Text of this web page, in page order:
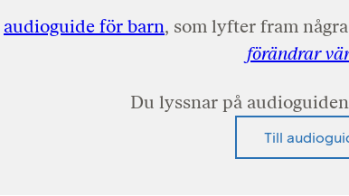
audioguide för barn, som lyfter fram
förändrar
Du lyssnar på
Till